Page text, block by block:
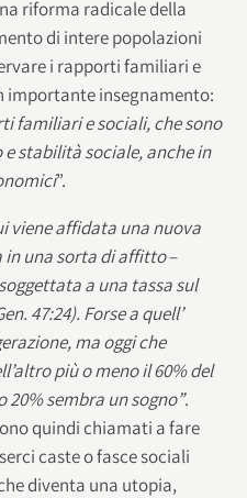
riforma radicale della
di intere popolazioni
i rapporti familiari e
importante insegnamento:
familiari e sociali, che sono
stabilità sociale, anche in
”.
viene affidata una nuova
in una sorta di affitto–
a una tassa sul
47:24). Forse a quell’
ma oggi che
più o meno il 60% del
sembra un sogno”.
quindi chiamati a fare
caste o fasce sociali
diventa una utopia,